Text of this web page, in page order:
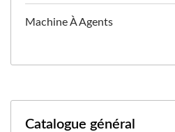
Machine À Agents
Catalogue général